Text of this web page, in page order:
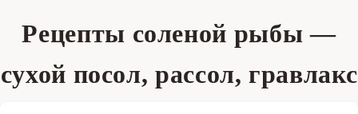
соль и сахар, сколько держать филе и целые тушки, как
работать с рассолами 6–10%, что даёт пресс, почему
важны чистота, холод и равномерная укладка. У каждого
рецепта — точные граммовки, сроки, советы по
Рецепты соленой рыбы —
сухой посол, рассол, гравлакс